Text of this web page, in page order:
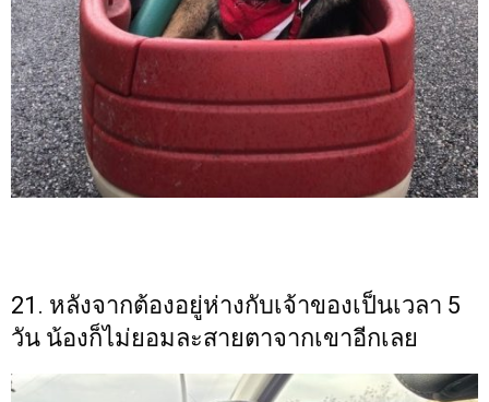
21. หลังจากต้องอยู่ห่างกับเจ้าของเป็นเวลา 5
วัน น้องก็ไม่ยอมละสายตาจากเขาอีกเลย